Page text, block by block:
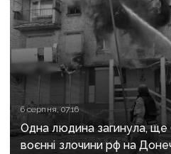
6 серпня, 07:16
Одна людина загинула, ще
воєнні злочини рф на